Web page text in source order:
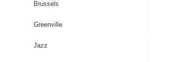
Brussels
Greenville
Jazz